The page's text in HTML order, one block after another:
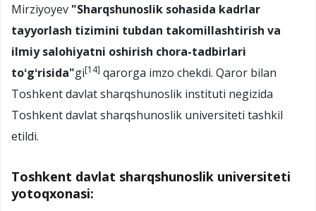
Mirziyoyev "Sharqshunoslik sohasida kadrlar
tayyorlash tizimini tubdan takomillashtirish va
ilmiy salohiyatni oshirish chora-tadbirlari
toʻgʻrisida"gi[14] qarorga imzo chekdi. Qaror bilan
Toshkent davlat sharqshunoslik instituti negizida
Toshkent davlat sharqshunoslik universiteti tashkil
etildi.
Toshkent davlat sharqshunoslik universiteti
yotoqxonasi: